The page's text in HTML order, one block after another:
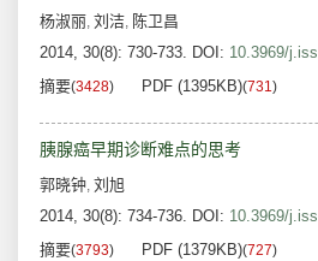
杨淑丽, 刘洁, 陈卫昌
2014, 30(8): 730-733. DOI: 10.3969/
摘要(3428) PDF (1395KB)(731)
胰腺癌早期诊断难点的思考
郭晓钟, 刘旭
2014, 30(8): 734-736. DOI: 10.3969/
摘要(3793) PDF (1379KB)(727)